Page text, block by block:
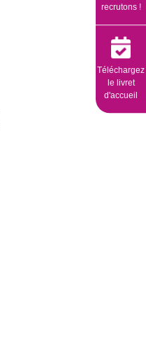
recrutons !
Téléchargez
le livret
d'accueil